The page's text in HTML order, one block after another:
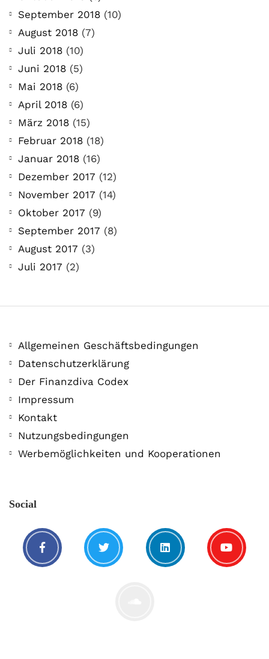
September 2018 (10)
August 2018 (7)
Juli 2018 (10)
Juni 2018 (5)
Mai 2018 (6)
April 2018 (6)
März 2018 (15)
Februar 2018 (18)
Januar 2018 (16)
Dezember 2017 (12)
November 2017 (14)
Oktober 2017 (9)
September 2017 (8)
August 2017 (3)
Juli 2017 (2)
Allgemeinen Geschäftsbedingungen
Datenschutzerklärung
Der Finanzdiva Codex
Impressum
Kontakt
Nutzungsbedingungen
Werbemöglichkeiten und Kooperationen
Social